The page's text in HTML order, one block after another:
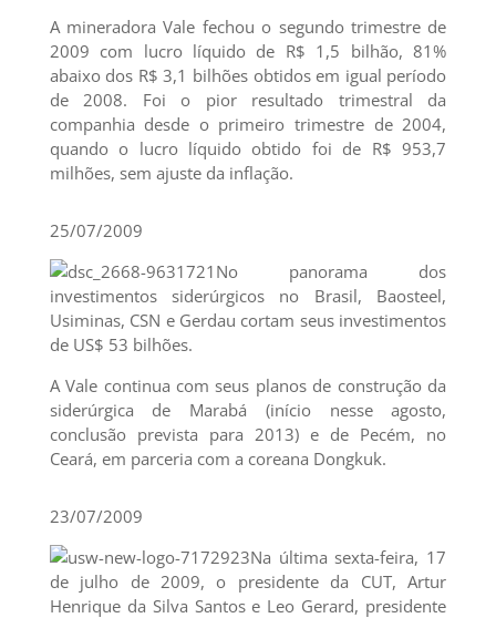
A mineradora Vale fechou o segundo trimestre de
2009 com lucro líquido de R$ 1,5 bilhão, 81%
abaixo dos R$ 3,1 bilhões obtidos em igual período
de 2008. Foi o pior resultado trimestral da
companhia desde o primeiro trimestre de 2004,
quando o lucro líquido obtido foi de R$ 953,7
milhões, sem ajuste da inflação.
25/07/2009
No panorama dos
investimentos siderúrgicos no Brasil, Baosteel,
Usiminas, CSN e Gerdau cortam seus investimentos
de US$ 53 bilhões.
A Vale continua com seus planos de construção da
siderúrgica de Marabá (início nesse agosto,
conclusão prevista para 2013) e de Pecém, no
Ceará, em parceria com a coreana Dongkuk.
23/07/2009
Na última sexta-feira, 17
de julho de 2009, o presidente da CUT, Artur
Henrique da Silva Santos e Leo Gerard, presidente